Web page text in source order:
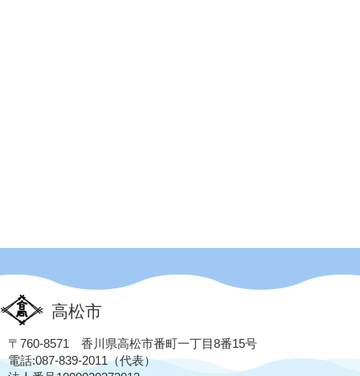
高松市
〒760-8571 香川県高松市番町一丁目8番15号
電話:087-839-2011（代表）